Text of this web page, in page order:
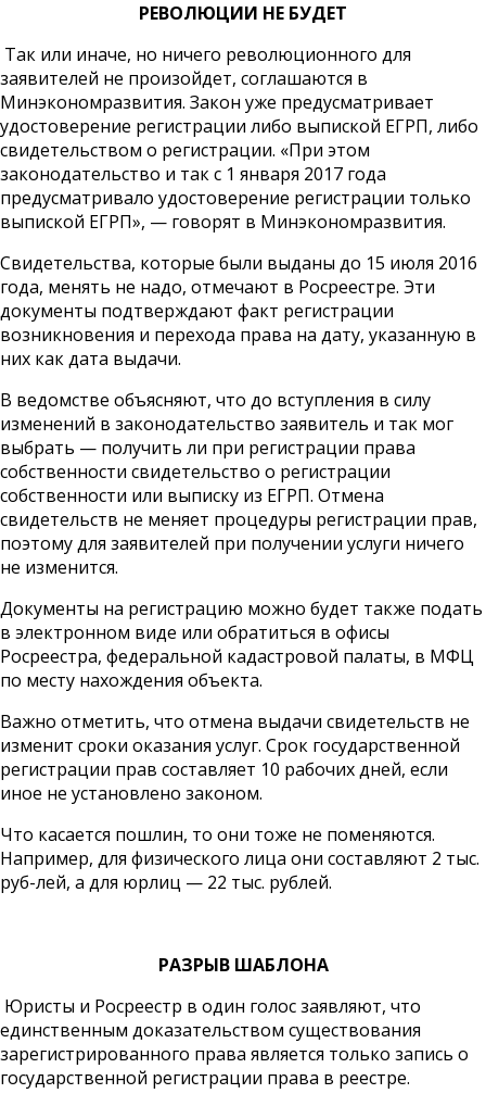
РЕВОЛЮЦИИ НЕ БУДЕТ
Так или иначе, но ничего революционного для
заявителей не произойдет, соглашаются в
Минэкономразвития. Закон уже предусматривает
удостоверение регистрации либо выпиской ЕГРП, либо
свидетельством о регистрации. «При этом
законодательство и так с 1 января 2017 года
предусматривало удостоверение регистрации только
выпиской ЕГРП», — говорят в Минэкономразвития.
Свидетельства, которые были выданы до 15 июля 2016
года, менять не надо, отмечают в Росреестре. Эти
документы подтверждают факт регистрации
возникновения и перехода права на дату, указанную в
них как дата выдачи.
В ведомстве объясняют, что до вступления в силу
изменений в законодательство заявитель и так мог
выбрать — получить ли при регистрации права
собственности свидетельство о регистрации
собственности или выписку из ЕГРП. Отмена
свидетельств не меняет процедуры регистрации прав,
поэтому для заявителей при получении услуги ничего
не изменится.
Документы на регистрацию можно будет также подать
в электронном виде или обратиться в офисы
Росреестра, федеральной кадастровой палаты, в МФЦ
по месту нахождения объекта.
Важно отметить, что отмена выдачи свидетельств не
изменит сроки оказания услуг. Срок государственной
регистрации прав составляет 10 рабочих дней, если
иное не установлено законом.
Что касается пошлин, то они тоже не поменяются.
Например, для физического лица они составляют 2 тыс.
руб-лей, а для юрлиц — 22 тыс. рублей.
РАЗРЫВ ШАБЛОНА
Юристы и Росреестр в один голос заявляют, что
единственным доказательством существования
зарегистрированного права является только запись о
государственной регистрации права в реестре.